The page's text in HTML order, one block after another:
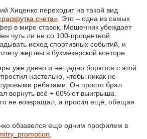
Хиценко переходит на такой вид
счета». Это – одна из самых
в мире ставок. Мошенник убеждает
чуть ли не со 100-процентной
исход спортивных событий, и
жертвы в букмекерской конторе.
уже давно и нещадно борются с этой
настолько, чтобы никак не
ребятами. Он просто брал
вернуть всё + 60% от выигрыша.
не возвращал, а просил ещё, обещая
обзавелся еще одним профилем в
.